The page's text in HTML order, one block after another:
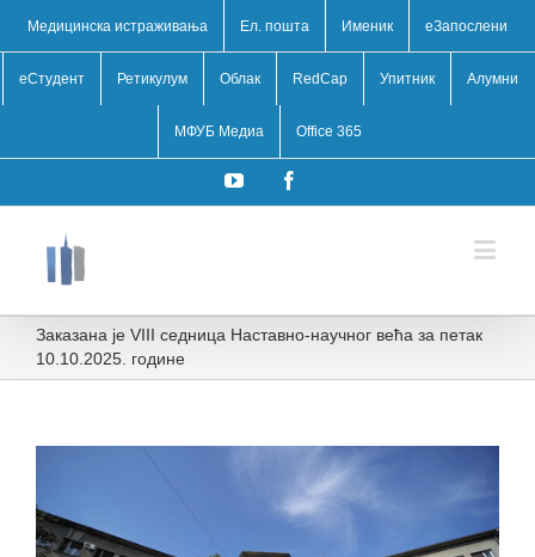
Медицинска истраживања Ел. пошта Именик eЗапослени
еСтудент Ретикулум Облак RedCap Упитник Алумни
МФУБ Медиа Office 365
YouTube
Заказана је VIII седница Наставно-научног већа за петак
10.10.2025. године